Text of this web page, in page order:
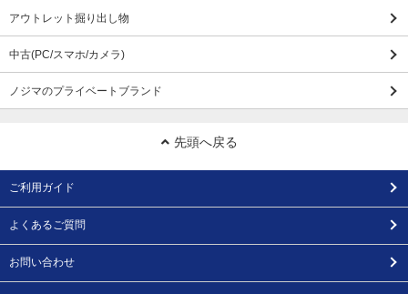
アウトレット掘り出し物
中古(PC/スマホ/カメラ)
ノジマのプライベートブランド
先頭へ戻る
ご利用ガイド
よくあるご質問
お問い合わせ